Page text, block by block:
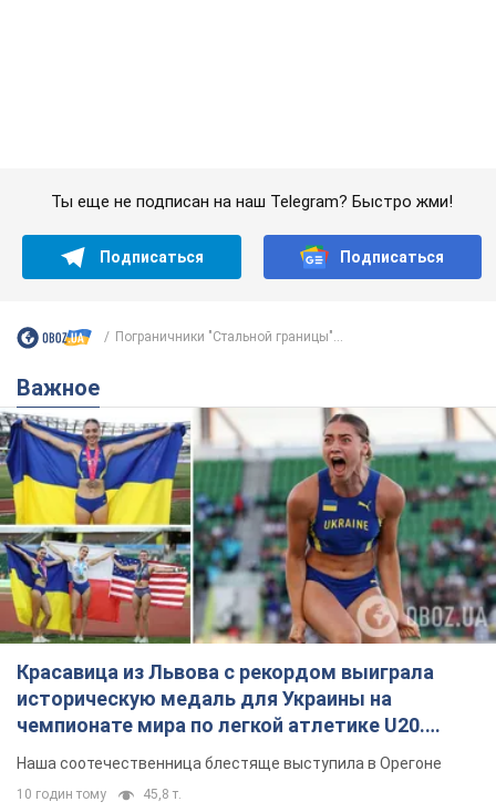
Красавица из Львова с рекордом выиграла
историческую медаль для Украины на
чемпионате мира по легкой атлетике U20.
Видео
Наша соотечественница блестяще выступила в Орегоне
10 годин тому 45,8 т.
Бритни Спирс призналась в уколах
красоты и показала последствия
неудачной косметологии: ходила
так почти месяц
Заметный эффект от процедуры сохранялся